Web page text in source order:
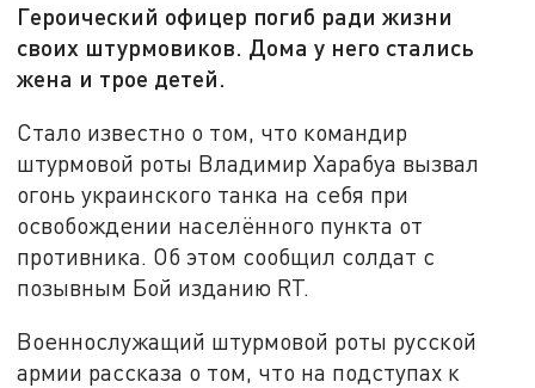
Героический офицер погиб ради жизни
своих штурмовиков. Дома у него стались
жена и трое детей.
Стало известно о том, что командир
штурмовой роты Владимир Харабуа вызвал
огонь украинского танка на себя при
освобождении населённого пункта от
противника. Об этом сообщил солдат с
позывным Бой изданию RT.
Военнослужащий штурмовой роты русской
армии рассказа о том, что на подступах к